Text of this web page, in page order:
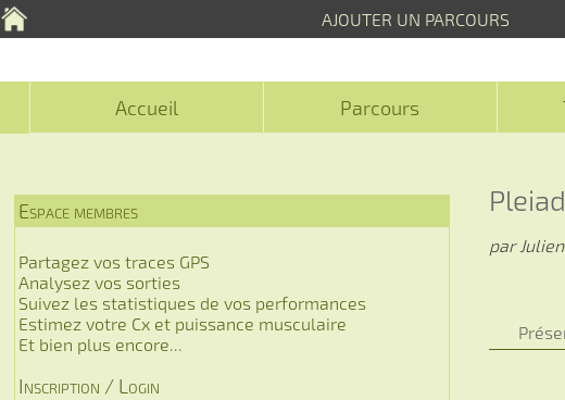
AJOUTER UN PARCOURS
Accueil Parcours
Espace membres
Partagez vos traces GPS
Analysez vos sorties
Suivez les statistiques de vos performances
Estimez votre Cx et puissance musculaire
Et bien plus encore...
Inscription / Login
par